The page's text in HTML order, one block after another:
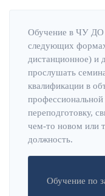
Обучение в ЧУ ДО
следующих
дистанционное) и
прослушать
квалификации в
переподготовку,
чем-то новом или
должность.
Обучение по